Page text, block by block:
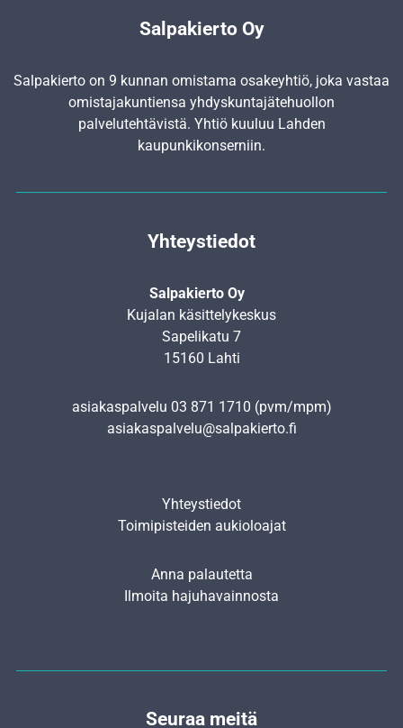
Salpakierto Oy
Salpakierto on 9 kunnan omistama osakeyhtiö, joka vastaa
omistajakuntiensa yhdyskunta­jätehuollon
palvelutehtävistä. Yhtiö kuuluu Lahden
kaupunkikonserniin.
Yhteystiedot
Salpakierto Oy
Kujalan käsittelykeskus
Sapelikatu 7
15160 Lahti
asiakaspalvelu 03 871 1710 (pvm/mpm)
asiakaspalvelu@salpakierto.fi
Yhteystiedot
Toimipisteiden aukioloajat
Anna palautetta
Ilmoita hajuhavainnosta
Seuraa meitä